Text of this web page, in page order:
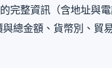
完整資訊（含地址與
總金額、貨幣別、貿